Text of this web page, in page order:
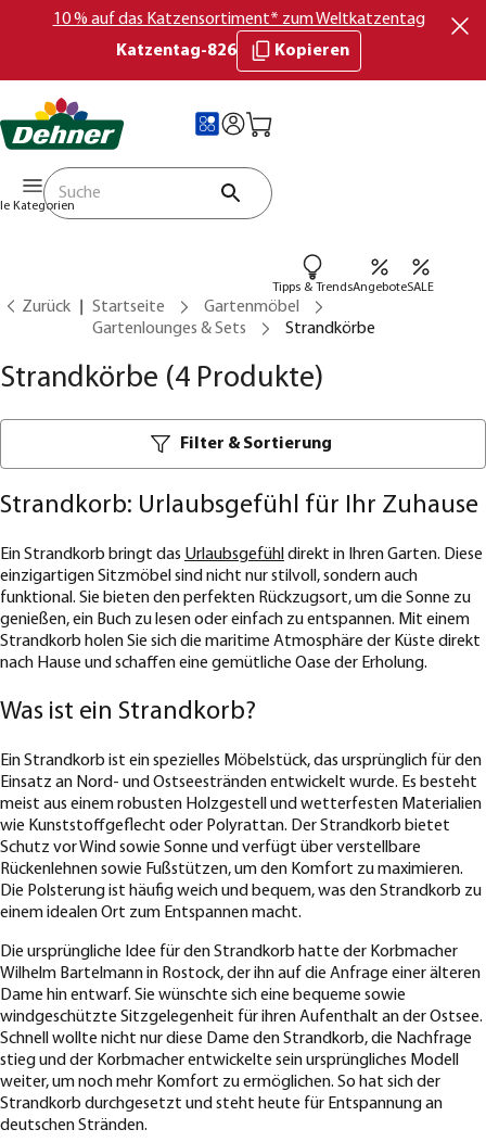
10 % auf das Katzensortiment* zum Weltkatzentag
Katzentag-826
Kopieren
Kategorien
Tipps & TrendsAngeboteSALE
Zurück Startseite
Gartenmöbel
Gartenlounges & Sets
Strandkörbe
Strandkörbe (4 Produkte)
Filter & Sortierung
Strandkorb: Urlaubsgefühl für Ihr Zuhause
Ein Strandkorb bringt das Urlaubsgefühldirekt in Ihren Garten. Diese
einzigartigen Sitzmöbel sind nicht nur stilvoll, sondern auch
funktional. Sie bieten den perfekten Rückzugsort, um die Sonne zu
genießen, ein Buch zu lesen oder einfach zu entspannen. Mit einem
Strandkorb holen Sie sich die maritime Atmosphäre der Küste direkt
nach Hause und schaffen eine gemütliche Oase der Erholung.
Was ist ein Strandkorb?
Ein Strandkorb ist ein spezielles Möbelstück, das ursprünglich für den
Einsatz an Nord- und Ostseestränden entwickelt wurde. Es besteht
meist aus einem robusten Holzgestell und wetterfesten Materialien
wie Kunststoffgeflecht oder Polyrattan. Der Strandkorb bietet
Schutz vor Wind sowie Sonne und verfügt über verstellbare
Rückenlehnen sowie Fußstützen, um den Komfort zu maximieren.
Die Polsterung ist häufig weich und bequem, was den Strandkorb zu
einem idealen Ort zum Entspannen macht.
Die ursprüngliche Idee für den Strandkorb hatte der Korbmacher
Wilhelm Bartelmann in Rostock, der ihn auf die Anfrage einer älteren
Dame hin entwarf. Sie wünschte sich eine bequeme sowie
windgeschützte Sitzgelegenheit für ihren Aufenthalt an der Ostsee.
Schnell wollte nicht nur diese Dame den Strandkorb, die Nachfrage
stieg und der Korbmacher entwickelte sein ursprüngliches Modell
weiter, um noch mehr Komfort zu ermöglichen. So hat sich der
Strandkorb durchgesetzt und steht heute für Entspannung an
deutschen Stränden.